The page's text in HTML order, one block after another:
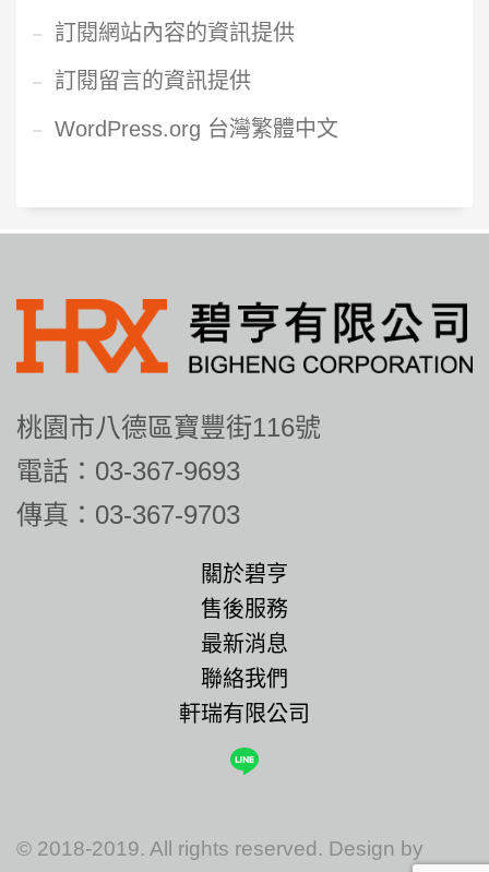
訂閱網站內容的資訊提供
訂閱留言的資訊提供
WordPress.org 台灣繁體中文
桃園市八德區寶豐街116號
電話：03-367-9693
傳真：03-367-9703
關於碧亨
售後服務
最新消息
聯絡我們
軒瑞有限公司
© 2018-2019. All rights reserved. Design by